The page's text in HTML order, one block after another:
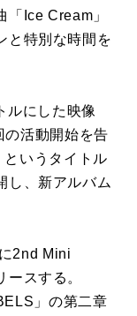
「Ice Cream」
と特別な時間を
ルにした映像
の活動開始を告
いうタイトル
し、新アルバム
2nd Mini
スする。
」の第二章